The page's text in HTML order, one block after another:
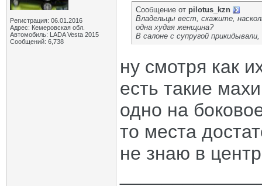
Регистрация: 06.01.2016
Адрес: Кемеровская обл.
Автомобиль: LADA Vesta 2015
Сообщений: 6,738
Сообщение от pilotus_kzn
Владельцы вест, скажите,
одна худая женщина?
В салоне с супругой
ну смотря как
есть такие
одно на
то места
не знаю в